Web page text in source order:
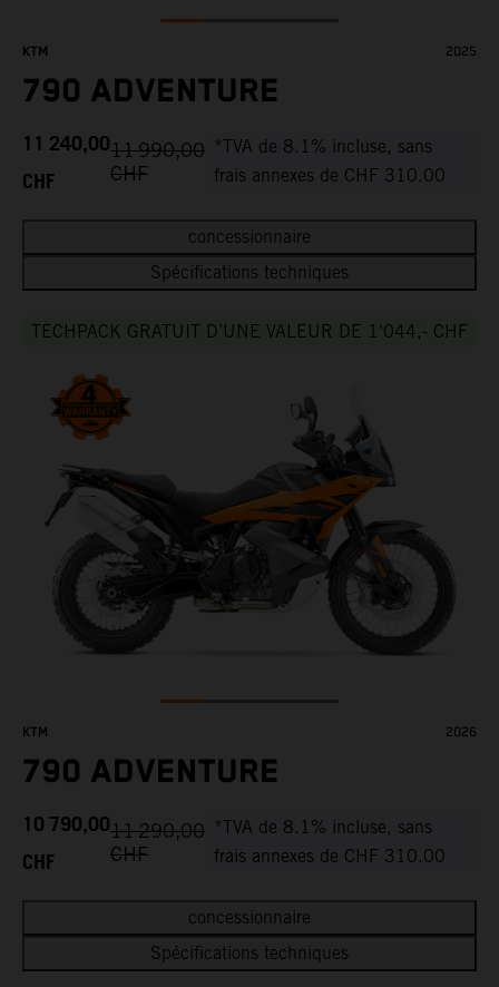
KTM 2025
790 ADVENTURE
11 240,00
CHF
11 990,00
CHF
*TVA de 8.1% incluse, sans
frais annexes de CHF 310.00
concessionnaire
Spécifications techniques
TECHPACK GRATUIT D’UNE VALEUR DE 1'044,- CHF
KTM 2026
790 ADVENTURE
10 790,00
CHF
11 290,00
CHF
*TVA de 8.1% incluse, sans
frais annexes de CHF 310.00
concessionnaire
Spécifications techniques